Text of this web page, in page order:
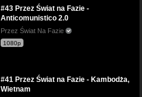
#43 Przez Świat na Fazie -
Anticomunistico 2.0
Przez Świat Na Fazie
1080p
#41 Przez Świat na Fazie - Kambodża,
Wietnam